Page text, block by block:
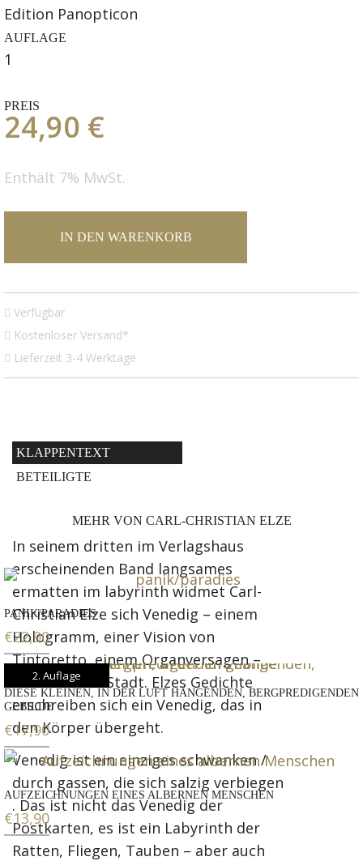
Edition Panopticon
AUFLAGE
1
PREIS
24,90 €
Enthält 7% MwSt.
IN DEN WARENKORB
Verfügbar
Kostenloser Versand*
Lieferzeit 3-4 Werktage
KLAPPENTEXT
BETEILIGTE
In seinem dritten im Verlagshaus
erscheinenden Band langsames
ermatten im labyrinth widmet Carl-
Christian Elze sich Venedig – einem
Hologramm, einer Vision von
Tintoretto, einem Organversagen –
sicher keiner Stadt. Elzes Gedichte
erschreiben sich ein Venedig, das in
den Körper übergeht.
Venedig ist ein einziges schwanken /
durch gassen, die sich salzig verbiegen
. Das ist nicht das Venedig der
Postkarten, es ist ein Labyrinth der
Ratten, Fliegen, Tauben – aber auch
MEHR VON CARL-CHRISTIAN ELZE
PANIK/PARADIES
€22,90
2. Auflage
DIESE KLEINEN, IN DER LUFT HÄNGENDEN, BERGPREDIGENDEN
GEBILDE
€17,90
AUFZEICHNUNGEN EINES ALBERNEN MENSCHEN
€13,90